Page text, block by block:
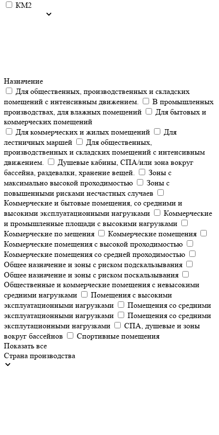
КМ2
Назначение
Для общественных, производственных и складских
помещений с интенсивным движением.
В промышленных
производствах, для влажных помещений
Для бытовых и
коммерческих помещений
Для коммерческих и жилых помещений
Для
лестничных маршей
Для общественных,
производственных и складских помещений с интенсивным
движением.
Душевые кабины, СПА/или зона вокруг
бассейна, раздевалки, хранение вещей.
Зоны с
максимально высокой проходимостью
Зоны с
повышенными рисками несчастных случаев
Коммерческие и бытовые помещения, со средними и
высокими эксплуатационными нагрузками
Коммерческие
и промышленные площади с высокими нагрузками
Коммерческие по мещения
Коммерческие помещения
Коммерческие помещения с высокой проходимостью
Коммерческие помещения со средней проходимостью
Общее назначение и зоны с риском подскальзывания
Общее назначение и зоны с риском поскальзывания
Общественные и коммерческие помещения с невысокими
средними нагрузками
Помещения с высокими
эксплуатационными нагрузками
Помещения со средними
эксплуатационными нагрузками
Помещения со средними
эксплутационными нагрузками
СПА, душевые и зоны
вокруг бассейнов
Спортивные помещения
Показать все
Страна производства